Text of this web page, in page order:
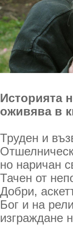
Историята
оживява в
Труден и
но наричан
Тачен от
Добри,
Бог и на
изграждане